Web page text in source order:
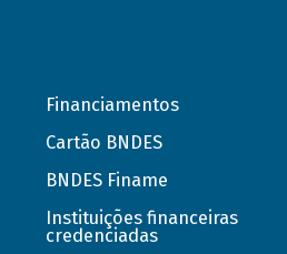
Financiamentos
Cartão BNDES
BNDES Finame
Instituições financeiras
credenciadas